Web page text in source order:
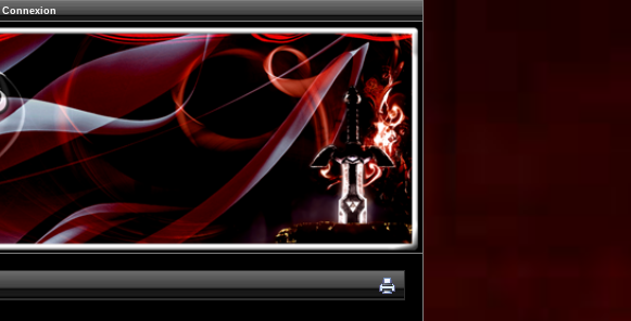
Connexion